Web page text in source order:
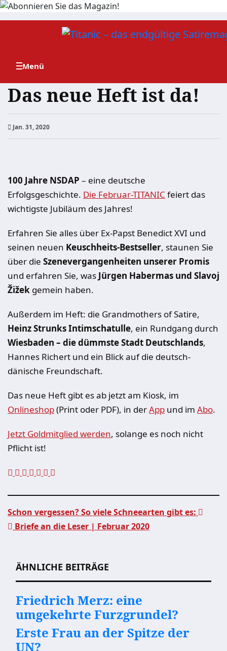
Zum
Das neue Heft ist da!
Jan. 31, 2020
100 Jahre NSDAP – eine deutsche
Erfolgsgeschichte. Die Februar-TITANIC feiert das
wichtigste Jubiläum des Jahres!
Erfahren Sie alles über Ex-Papst Benedict XVI und
seinen neuen Keuschheits-Bestseller, staunen Sie
über die Szenevergangenheiten unserer Promis
und erfahren Sie, was Jürgen Habermas und Slavoj
Žižek gemein haben.
Außerdem im Heft: die Grandmothers of Satire,
Heinz Strunks Intimschatulle, ein Rundgang durch
Wiesbaden – die dümmste Stadt Deutschlands,
Hannes Richert und ein Blick auf die deutsch-
dänische Freundschaft.
Das neue Heft gibt es ab jetzt am Kiosk, im
Onlineshop(Print oder PDF), in derApp und im Abo.
Jetzt Goldmitglied werden, solange es noch nicht
Pflicht ist!
Schon vergessen? So viele Schneearten gibt es:
Briefe an die Leser | Februar 2020
ÄHNLICHE BEITRÄGE
Friedrich Merz: eine
umgekehrte Furzgrundel?
Erste Frau an der Spitze der
UN?